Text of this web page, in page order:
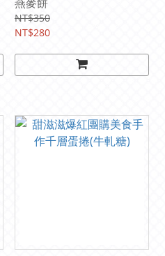
NT$350
NT$280